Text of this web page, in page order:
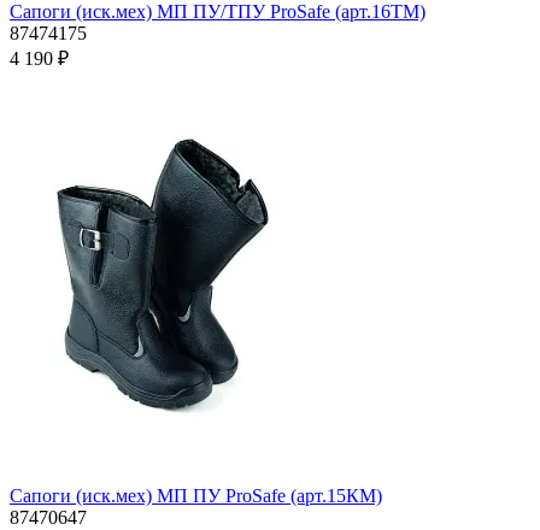
Сапоги (иск.мех) МП ПУ/ТПУ ProSafe (арт.16ТМ)
87474175
4 190 ₽
Сапоги (иск.мех) МП ПУ ProSafe (арт.15КМ)
87470647